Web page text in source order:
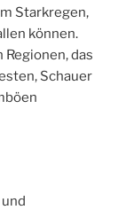
Starkregen,
können.
das
Schauer